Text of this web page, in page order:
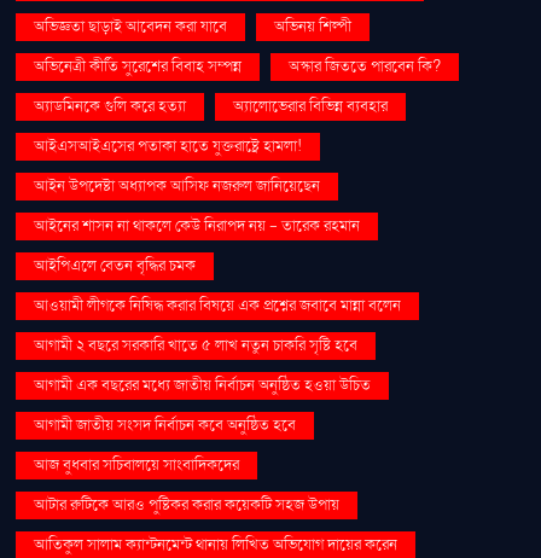
অভিজ্ঞতা ছাড়াই আবেদন করা যাবে
অভিনয় শিল্পী
অভিনেত্রী কীর্তি সুরেশের বিবাহ সম্পন্ন
অস্কার জিততে পারবেন কি?
অ্যাডমিনকে গুলি করে হত্যা
অ্যালোভেরার বিভিন্ন ব্যবহার
আইএসআইএসের পতাকা হাতে যুক্তরাষ্ট্রে হামলা!
আইন উপদেষ্টা অধ্যাপক আসিফ নজরুল জানিয়েছেন
আইনের শাসন না থাকলে কেউ নিরাপদ নয় - তারেক রহমান
আইপিএলে বেতন বৃদ্ধির চমক
আওয়ামী লীগকে নিষিদ্ধ করার বিষয়ে এক প্রশ্নের জবাবে মান্না বলেন
আগামী ২ বছরে সরকারি খাতে ৫ লাখ নতুন চাকরি সৃষ্টি হবে
আগামী এক বছরের মধ্যে জাতীয় নির্বাচন অনুষ্ঠিত হওয়া উচিত
আগামী জাতীয় সংসদ নির্বাচন কবে অনুষ্ঠিত হবে
আজ বুধবার সচিবালয়ে সাংবাদিকদের
আটার রুটিকে আরও পুষ্টিকর করার কয়েকটি সহজ উপায়
আতিকুল সালাম ক্যান্টনমেন্ট থানায় লিখিত অভিযোগ দায়ের করেন